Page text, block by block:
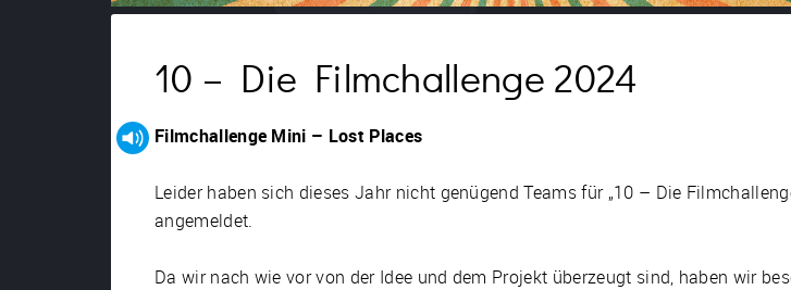
10 – Die Filmchallenge 2024
Filmchallenge Mini – Lost Places
Leider haben sich dieses Jahr nicht genügend Teams für „10 – Die
angemeldet.
Da wir nach wie vor von der Idee und dem Projekt überzeugt sind, haben wir